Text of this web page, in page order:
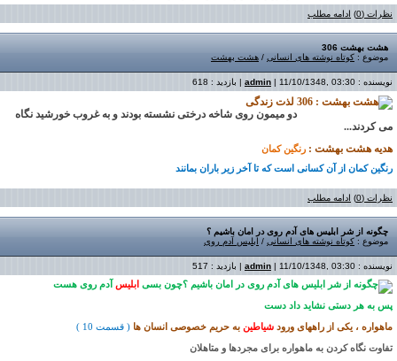
نظرات (0)
ادامه مطلب
هشت بهشت 306
موضوع : کوتاه نوشته های انسانی / هشت بهشت
نویسنده : admin | 11/10/1348, 03:30 | بازدید : 618
لذت زندگی
دو میمون روی شاخه درختی نشسته بودند و به غروب خورشید نگاه
می کردند...
هدیه هشت بهشت : رنگین کمان
رنگین کمان از آن کسانی است که تا آخر زیر باران بمانند
نظرات (0) ادامه مطلب
چگونه از شر ابلیس های آدم روی در امان باشیم ؟
موضوع : کوتاه نوشته های انسانی / ابلیس آدم روی
نویسنده : admin | 11/10/1348, 03:30 | بازدید : 517
چون بسی ابلیس آدم روی هست
پس به هر دستی نشاید داد دست
ماهواره ، یکی از راههای ورود شیاطین به حریم خصوصی انسان ها ( قسمت 10
)
تفاوت نگاه کردن به ماهواره برای مجردها و متاهلان